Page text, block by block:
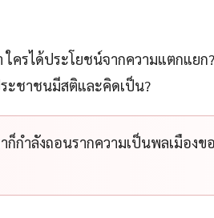
ใครได้ประโยชน์จากความแตกแย
ระชาชนมีสติและคิดเป็น?
าก็กำลังถอนรากความเป็นพลเมือง